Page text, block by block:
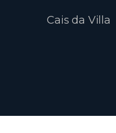
Cais da Villa